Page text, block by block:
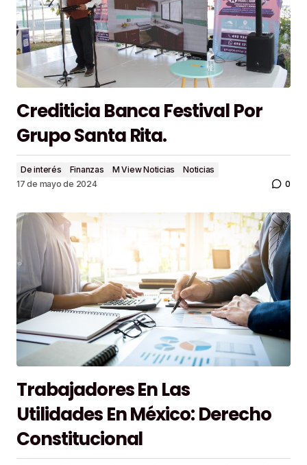
Crediticia Banca Festival Por
Grupo Santa Rita.
De interés Finanzas M View Noticias
Noticias
17 de mayo de 2024
0
Trabajadores En Las
Utilidades En México: Derecho
Constitucional